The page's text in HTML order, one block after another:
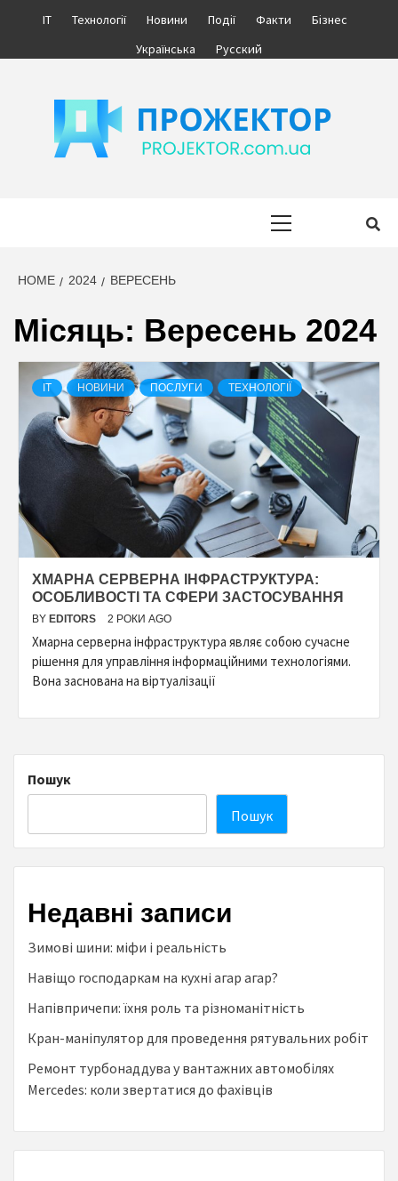
IT Технології Новини Події Факти
Бізнес
Українська
Русский
HOME 2024 ВЕРЕСЕНЬ
Місяць: Вересень 2024
IT НОВИНИ ПОСЛУГИ ТЕХНОЛОГІЇ
ХМАРНА СЕРВЕРНА ІНФРАСТРУКТУРА:
ОСОБЛИВОСТІ ТА СФЕРИ ЗАСТОСУВАННЯ
BY EDITORS 2 РОКИ AGO
Хмарна серверна інфраструктура являє собою сучасне
рішення для управління інформаційними технологіями.
Вона заснована на віртуалізації
Пошук
Пошук
Недавні записи
Зимові шини: міфи і реальність
Навіщо господаркам на кухні агар агар?
Напівпричепи: їхня роль та різноманітність
Кран-маніпулятор для проведення рятувальних робіт
Ремонт турбонаддува у вантажних автомобілях
Mercedes: коли звертатися до фахівців